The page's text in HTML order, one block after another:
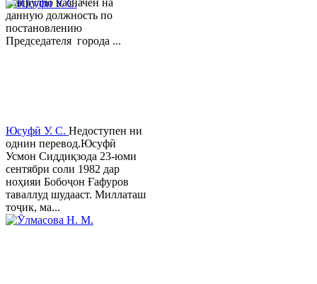
данную должность по
постановлению
Председателя города ...
Юсуфӣ У. C. Недоступен ни
однин перевод.Юсуфӣ
Усмон Сиддиқзода 23-юми
сентябри соли 1982 дар
ноҳияи Бобоҷон Ғафуров
таваллуд шудааст. Миллаташ
тоҷик, ма...